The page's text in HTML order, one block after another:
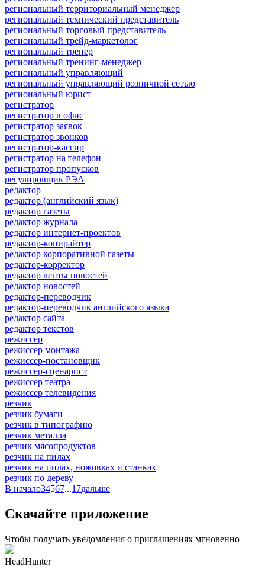
региональный территориальный менеджер
региональный технический представитель
региональный торговый представитель
региональный трейд-маркетолог
региональный тренер
региональный тренинг-менеджер
региональный управляющий
региональный управляющий розничной сетью
региональный юрист
регистратор
регистратор в офис
регистратор заявок
регистратор звонков
регистратор-кассир
регистратор на телефон
регистратор пропусков
регулировщик РЭА
редактор
редактор (английский язык)
редактор газеты
редактор журнала
редактор интернет-проектов
редактор-копирайтер
редактор корпоративной газеты
редактор-корректор
редактор ленты новостей
редактор новостей
редактор-переводчик
редактор-переводчик английского языка
редактор сайта
редактор текстов
режиссер
режиссер монтажа
режиссер-постановщик
режиссер-сценарист
режиссер театра
режиссер телевидения
резчик
резчик бумаги
резчик в типографию
резчик металла
резчик мясопродуктов
резчик на пилах
резчик на пилах, ножовках и станках
резчик по дереву
В начало34567...17дальше
Скачайте приложение
Чтобы получать уведомления о приглашениях мгновенно
HeadHunter